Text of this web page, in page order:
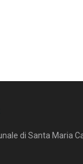
di Santa Maria